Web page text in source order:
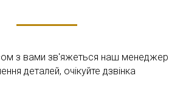
з вами зв'яжеться наш менеджер
деталей, очікуйте дзвінка